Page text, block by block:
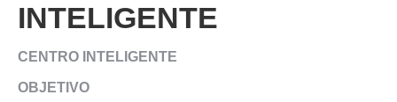
INTELIGENTE
CENTRO INTELIGENTE
OBJETIVO